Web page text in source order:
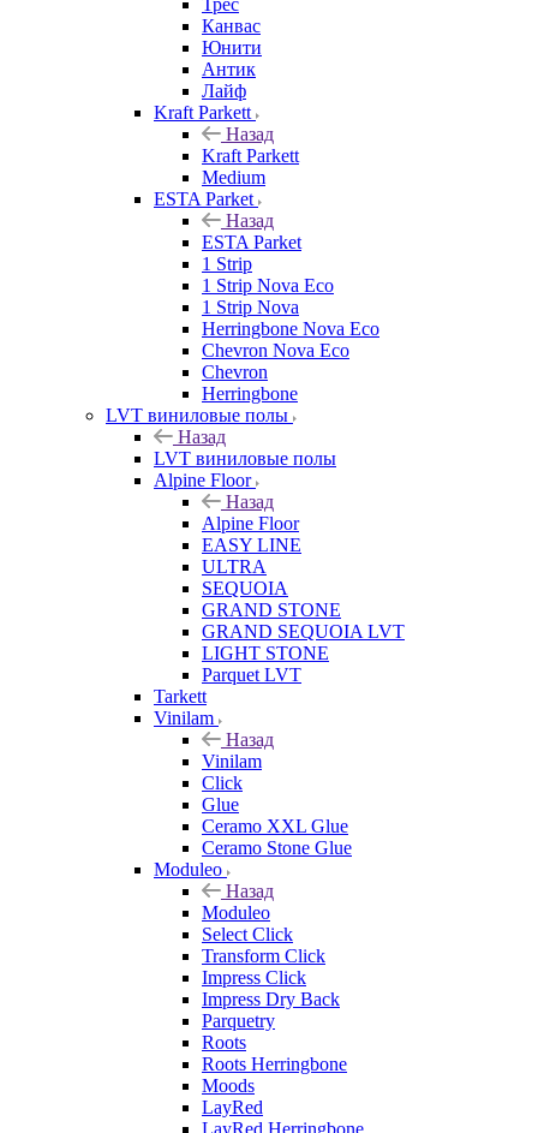
Трес
Канвас
Юнити
Антик
Лайф
Kraft Parkett
Назад
Kraft Parkett
Medium
ESTA Parket
Назад
ESTA Parket
1 Strip
1 Strip Nova Eco
1 Strip Nova
Herringbone Nova Eco
Chevron Nova Eco
Chevron
Herringbone
LVT виниловые полы
Назад
LVT виниловые полы
Alpine Floor
Назад
Alpine Floor
EASY LINE
ULTRA
SEQUOIA
GRAND STONE
GRAND SEQUOIA LVT
LIGHT STONE
Parquet LVT
Tarkett
Vinilam
Назад
Vinilam
Click
Glue
Ceramo XXL Glue
Ceramo Stone Glue
Moduleo
Назад
Moduleo
Select Click
Transform Click
Impress Click
Impress Dry Back
Parquetry
Roots
Roots Herringbone
Moods
LayRed
LayRed Herringbone